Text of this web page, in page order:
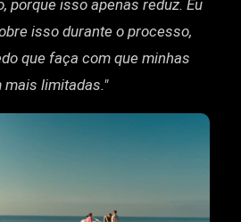
porque isso apenas reduz. Eu
isso durante o processo,
que faça com que minhas
limitadas."